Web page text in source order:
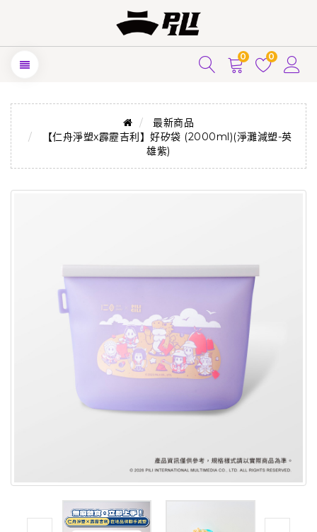
0 0
最新商品
【仁舟淨塑x霹靂吉利】好矽袋 (2000ml)(淨灘減塑-英
雄紫)